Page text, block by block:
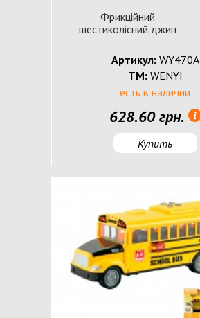
Фрикційний
шестиколісний джип
Артикул: WY470A
ТМ: WENYI
есть в наличии
628.60 грн.
Купить